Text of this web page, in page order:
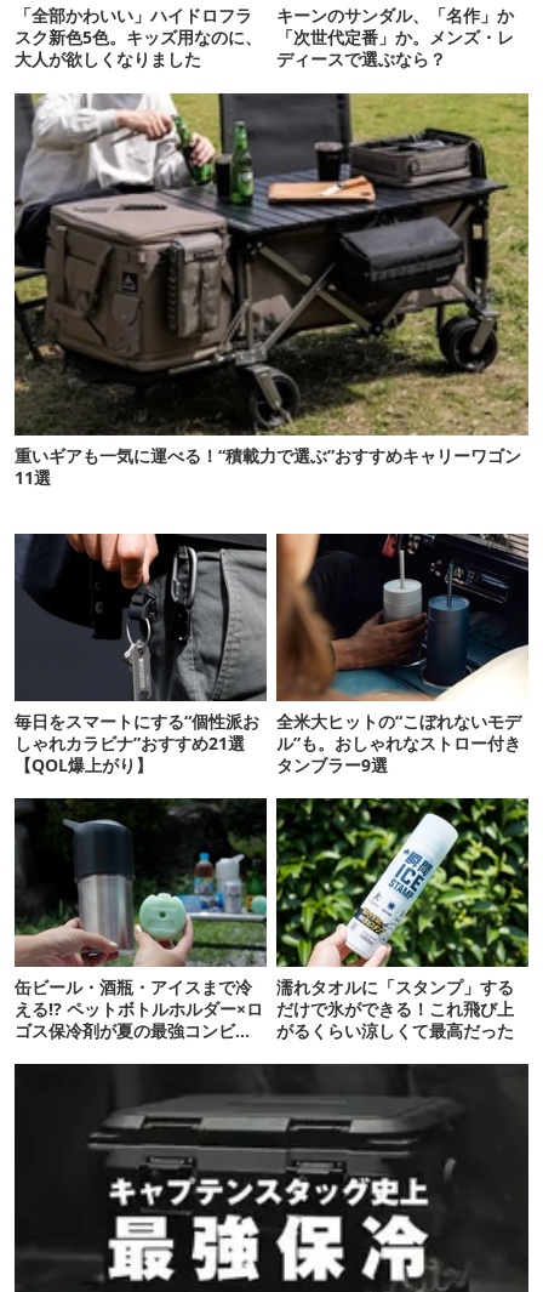
「全部かわいい」ハイドロフラ
スク新色5色。キッズ用なのに、
大人が欲しくなりました
キーンのサンダル、「名作」か
「次世代定番」か。メンズ・レ
ディースで選ぶなら？
重いギアも一気に運べる！“積載力で選ぶ”おすすめキャリーワゴン
11選
毎日をスマートにする“個性派お
しゃれカラビナ”おすすめ21選
【QOL爆上がり】
全米大ヒットの“こぼれないモデ
ル”も。おしゃれなストロー付き
タンブラー9選
缶ビール・酒瓶・アイスまで冷
える!? ペットボトルホルダー×ロ
ゴス保冷剤が夏の最強コンビだ
濡れタオルに「スタンプ」する
だけで氷ができる！これ飛び上
がるくらい涼しくて最高だった